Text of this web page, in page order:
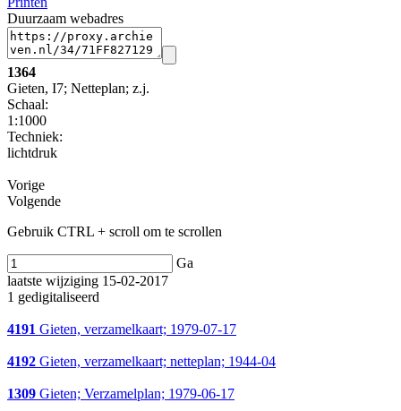
Duurzaam webadres
1364
Gieten, I7; Netteplan; z.j.
Schaal:
1:1000
Techniek:
lichtdruk
Vorige
Volgende
Gebruik CTRL + scroll om te scrollen
Ga
laatste wijziging 15-02-2017
1 gedigitaliseerd
4191 Gieten, verzamelkaart; 1979-07-17
4192 Gieten, verzamelkaart; netteplan; 1944-04
1309 Gieten; Verzamelplan; 1979-06-17